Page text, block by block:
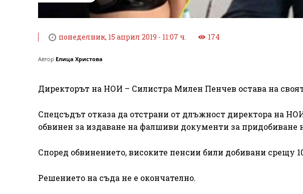
понеделник, 15 април 2019 - 11:07 ч. 174
Автор Елица Христова
Директорът на НОИ – Силистра Милен Пенчев остава на
Спецсъдът отказа да отстрани от длъжност директора на
обвинен за издаване на фалшиви документи за
Според обвинението, високите пенсии били добивани срещу
Решението на съда не е окончателно.